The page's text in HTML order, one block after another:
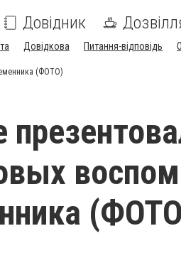
Довідник
Довідкова Питання-відповідь
(ФОТО)